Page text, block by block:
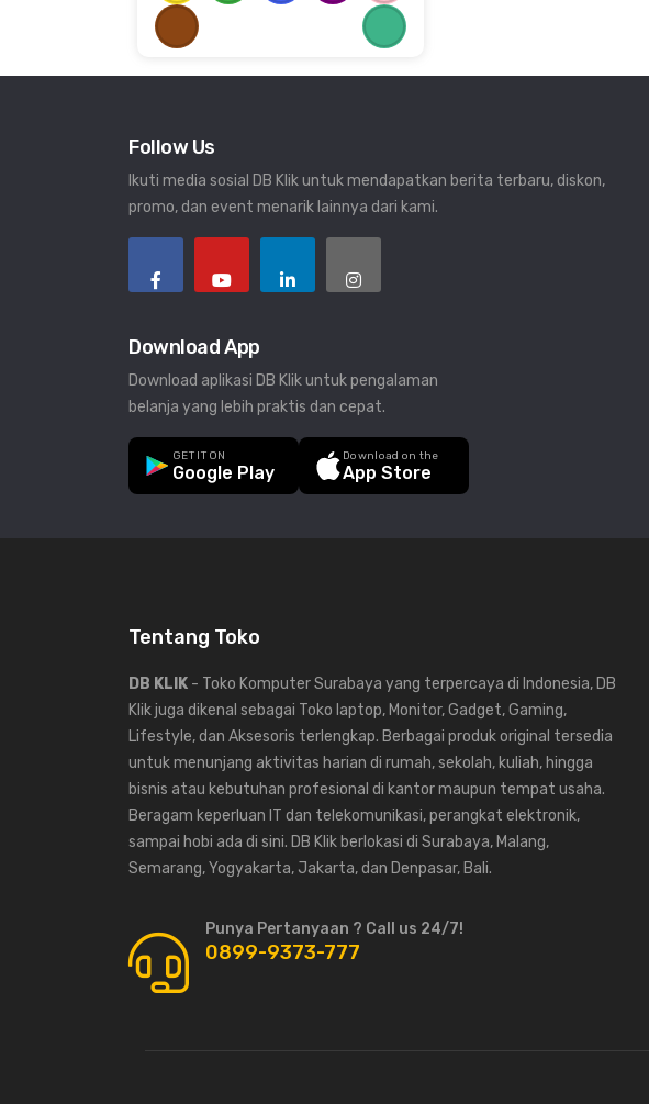
Follow Us
Ikuti media sosial DB Klik untuk mendapatkan berita terbaru, diskon,
promo, dan event menarik lainnya dari kami.
Download App
Download aplikasi DB Klik untuk pengalaman
belanja yang lebih praktis dan cepat.
GET IT ON
Google Play
Download on the
App Store
Tentang Toko
DB KLIK - Toko Komputer Surabaya yang terpercaya di Indonesia, DB
Klik juga dikenal sebagai Toko laptop, Monitor, Gadget, Gaming,
Lifestyle, dan Aksesoris terlengkap. Berbagai produk original tersedia
untuk menunjang aktivitas harian di rumah, sekolah, kuliah, hingga
bisnis atau kebutuhan profesional di kantor maupun tempat usaha.
Beragam keperluan IT dan telekomunikasi, perangkat elektronik,
sampai hobi ada di sini. DB Klik berlokasi di Surabaya, Malang,
Semarang, Yogyakarta, Jakarta, dan Denpasar, Bali.
Punya Pertanyaan ? Call us 24/7!
0899-9373-777